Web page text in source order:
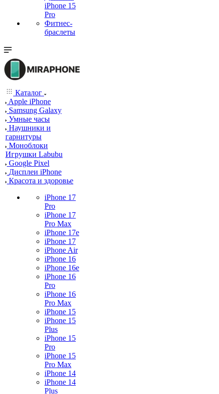
iPhone 15
Pro
Фитнес-
браслеты
Каталог
Apple iPhone
Samsung Galaxy
Умные часы
Наушники и
гарнитуры
Моноблоки
Игрушки Labubu
Google Pixel
Дисплеи iPhone
Красота и здоровье
iPhone 17
Pro
iPhone 17
Pro Max
iPhone 17e
iPhone 17
iPhone Air
iPhone 16
iPhone 16e
iPhone 16
Pro
iPhone 16
Pro Max
iPhone 15
iPhone 15
Plus
iPhone 15
Pro
iPhone 15
Pro Max
iPhone 14
iPhone 14
Plus